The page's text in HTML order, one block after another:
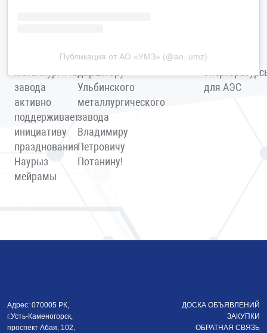
Публикация от АО «УМЗ» (@ao_umz)
Ульбинского
завода
активно
поддерживает
инициативу
празднования
Наурыз
мейрамы
легендарному
Ульбинского
металлургического
завода
Владимиру
Петровичу
Потанину!
разума
создают
для АЭС
Адрес: 070005 РК,
г.Усть-Каменогорск,
проспект Абая, 102,
ДОСКА ОБЪЯВЛЕНИЙ
ЗАКУПКИ
ОБРАТНАЯ СВЯЗЬ